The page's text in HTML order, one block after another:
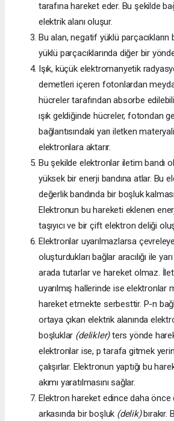
tarafına hareket eder. Bu şekilde
elektrik alanı oluşur.
Bu alan, negatif yüklü
yüklü parçacıklarında diğer bir
Işık, küçük elektromanyetik
demetleri içeren fotonlardan
hücreler tarafından absorbe
ışık geldiğinde hücreler, fotondan
bağlantısındaki yarı iletken
elektronlara aktarır.
Bu şekilde elektronlar iletim bandı
yüksek bir enerji bandına atlar. Bu
değerlik bandında bir boşluk
Elektronun bu hareketi eklenen
taşıyıcı ve bir çift elektron deliği
Elektronlar uyarılmazlarsa
oluşturdukları bağlar aracılığı ile
arada tutarlar ve hareket olmaz.
uyarılmış hallerinde ise elektronlar
hareket etmekte serbesttir. P-n
ortaya çıkan elektrik alanında
boşluklar (delikler)ters yönde
elektronlar ise, p tarafa gitmek
çalışırlar. Elektronun yaptığı bu
akımı yaratılmasını sağlar.
Elektron hareket edince daha önce
arkasında bir boşluk (delik)bırakır.